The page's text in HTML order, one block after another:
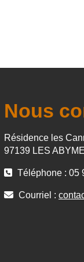
Nous
Résidence les
97139 LES
Téléphone : 05
Courriel :